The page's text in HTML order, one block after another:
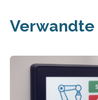
Verwandte